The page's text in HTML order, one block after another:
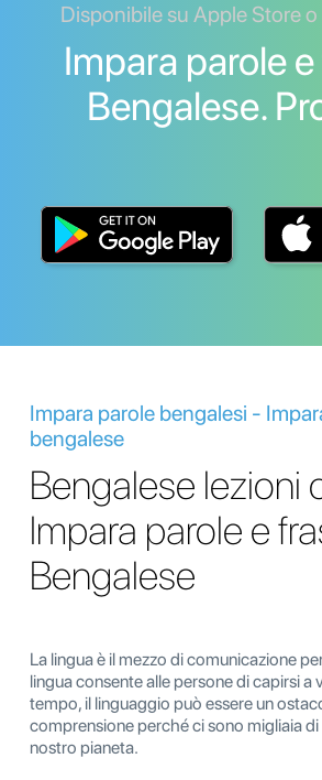
Disponibile su Apple Store
Impara parole
Bengalese.
Impara parole bengalesi -
bengalese
Bengalese lezioni
Impara parole e
Bengalese
La lingua è il mezzo di comunicazione
lingua consente alle persone di capirsi a
tempo, il linguaggio può essere un
comprensione perché ci sono migliaia di
nostro pianeta.